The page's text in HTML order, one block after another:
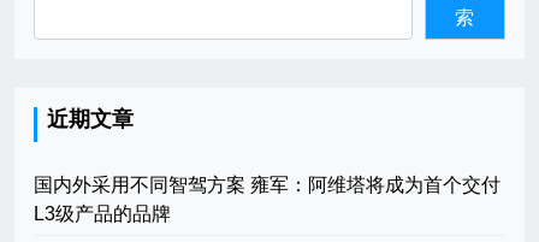
索
近期文章
国内外采用不同智驾方案 雍军：阿维塔将成为首个交付
L3级产品的品牌